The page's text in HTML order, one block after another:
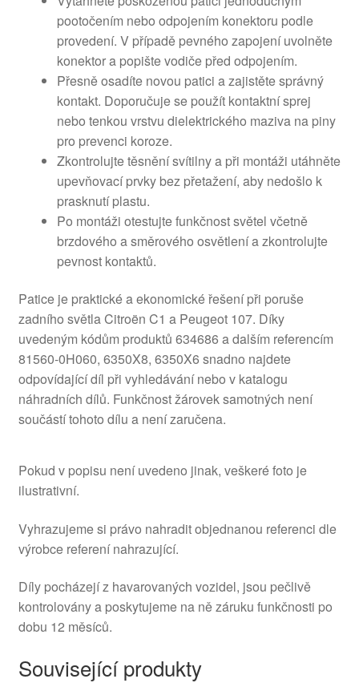
pootočením nebo odpojením konektoru podle
provedení. V případě pevného zapojení uvolněte
konektor a popište vodiče před odpojením.
Přesně osadíte novou patici a zajistěte správný
kontakt. Doporučuje se použít kontaktní sprej
nebo tenkou vrstvu dielektrického maziva na piny
pro prevenci koroze.
Zkontrolujte těsnění svítilny a při montáži utáhněte
upevňovací prvky bez přetažení, aby nedošlo k
prasknutí plastu.
Po montáži otestujte funkčnost světel včetně
brzdového a směrového osvětlení a zkontrolujte
pevnost kontaktů.
Patice je praktické a ekonomické řešení při poruše
zadního světla Citroën C1 a Peugeot 107. Díky
uvedeným kódům produktů 634686 a dalším referencím
81560-0H060, 6350X8, 6350X6 snadno najdete
odpovídající díl při vyhledávání nebo v katalogu
náhradních dílů. Funkčnost žárovek samotných není
součástí tohoto dílu a není zaručena.
Pokud v popisu není uvedeno jinak, veškeré foto je
ilustrativní.
Vyhrazujeme si právo nahradit objednanou referenci dle
výrobce referení nahrazující.
Díly pocházejí z havarovaných vozidel, jsou pečlivě
kontrolovány a poskytujeme na ně záruku funkčnosti po
dobu 12 měsíců.
Související produkty